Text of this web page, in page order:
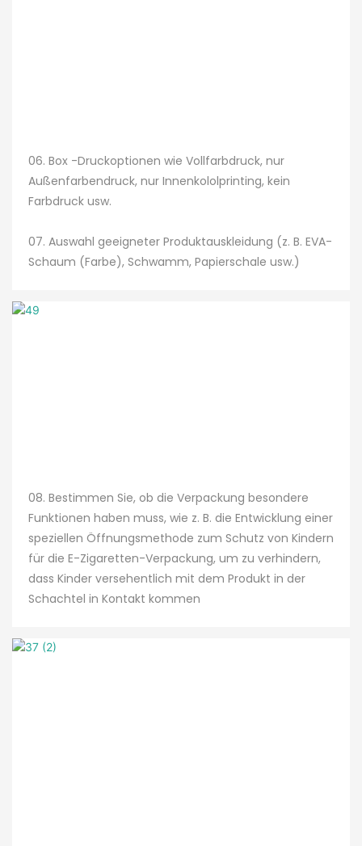
06. Box -Druckoptionen wie Vollfarbdruck, nur
Außenfarbendruck, nur Innenkololprinting, kein
Farbdruck usw.
07. Auswahl geeigneter Produktauskleidung (z. B. EVA-
Schaum (Farbe), Schwamm, Papierschale usw.)
08. Bestimmen Sie, ob die Verpackung besondere
Funktionen haben muss, wie z. B. die Entwicklung einer
speziellen Öffnungsmethode zum Schutz von Kindern
für die E-Zigaretten-Verpackung, um zu verhindern,
dass Kinder versehentlich mit dem Produkt in der
Schachtel in Kontakt kommen